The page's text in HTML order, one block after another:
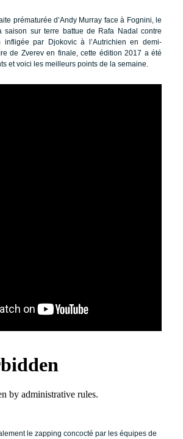
prématurée d’Andy Murray face à Fognini, le
saison sur terre battue de Rafa Nadal contre
infligée par Djokovic à l’Autrichien en demi-
de Zverev en finale, cette édition 2017 a été
et voici les meilleurs points de la semaine.
le zapping concocté par les équipes de